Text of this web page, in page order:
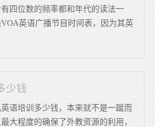
四位数的频率都和年代的读法一
英语广播节目时间表，因为其英
少钱
语培训多少钱，本来就不是一蹴而
大程度的确保了外教资源的利用，